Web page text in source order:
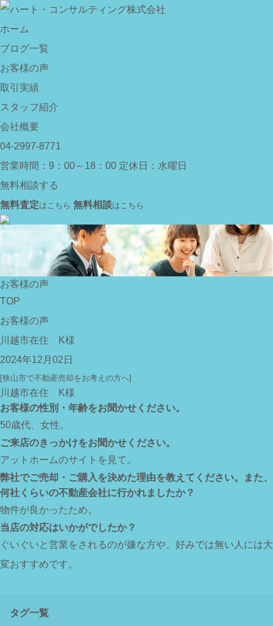
ホーム
ブログ一覧
お客様の声
取引実績
スタッフ紹介
会社概要
04-2997-8771
営業時間：9：00～18：00 定休日：水曜日
無料相談する
無料査定はこちら 無料相談はこちら
お客様の声
TOP
お客様の声
川越市在住 K様
2024年12月02日
[狭山市で不動産売却をお考えの方へ]
川越市在住 K様
お客様の性別・年齢をお聞かせください。
50歳代、女性。
ご来店のきっかけをお聞かせください。
アットホームのサイトを見て。
弊社でご売却・ご購入を決めた理由を教えてください。また、
何社くらいの不動産会社に行かれましたか？
物件が良かったため。
当店の対応はいかがでしたか？
ぐいぐいと営業をされるのが嫌な方や、好みでは無い人には大
変おすすめです。
タグ一覧